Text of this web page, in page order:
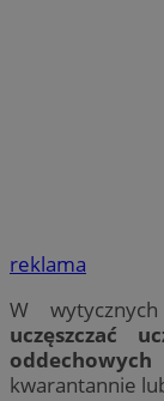
reklama
W
uczęszczać
oddechowych
kwarantannie